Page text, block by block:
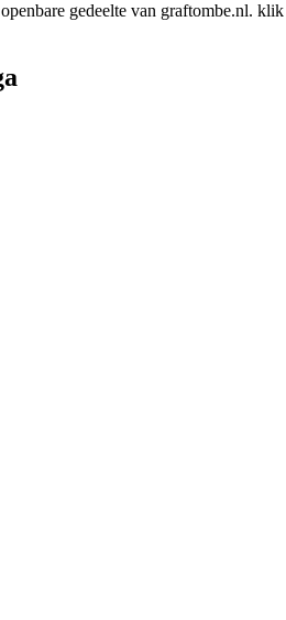
gedeelte van graftombe.nl. klik